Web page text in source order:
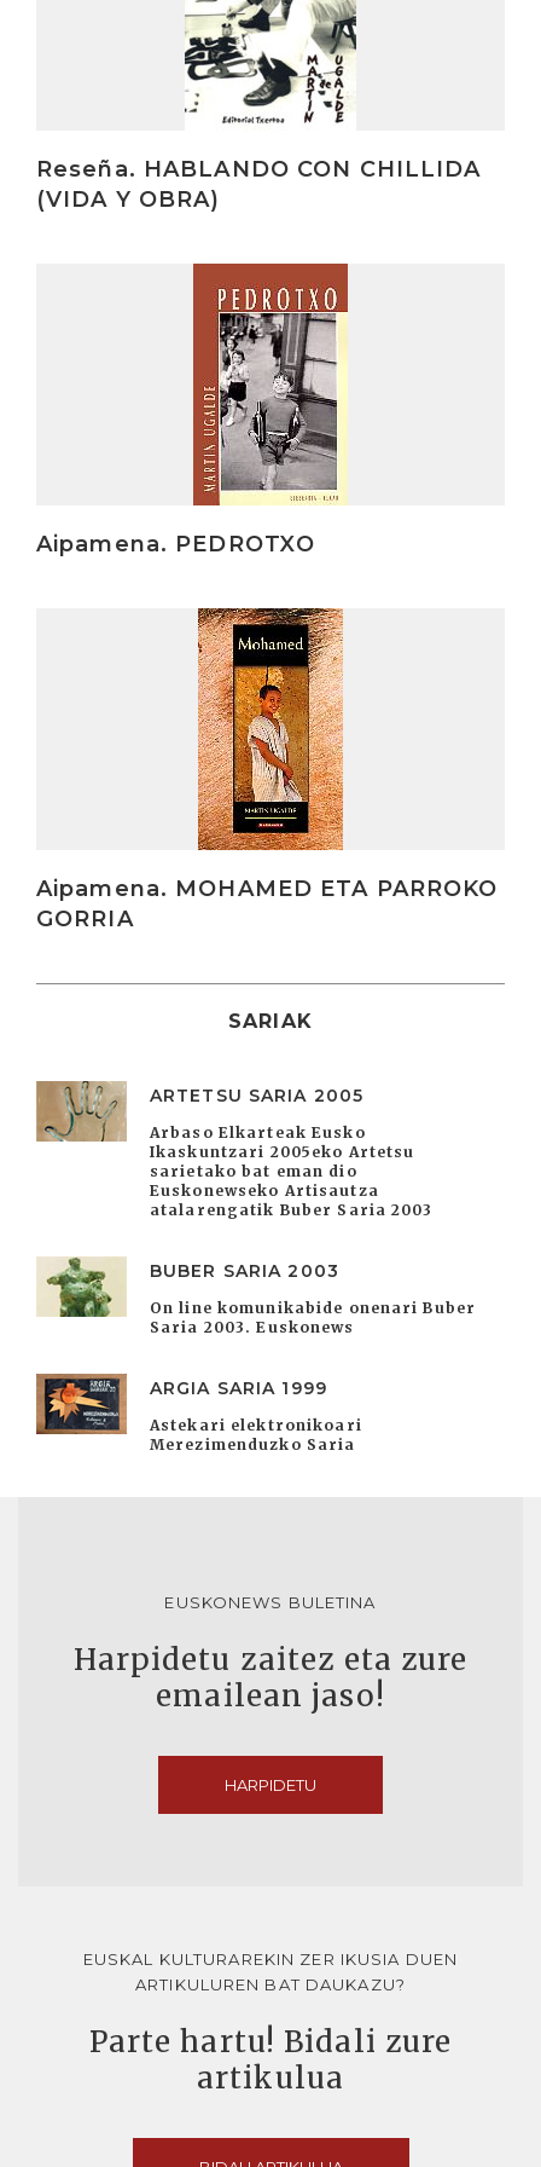
Reseña. HABLANDO CON CHILLIDA
(VIDA Y OBRA)
Aipamena. PEDROTXO
Aipamena. MOHAMED ETA PARROKO
GORRIA
SARIAK
ARTETSU SARIA 2005
Arbaso Elkarteak Eusko
Ikaskuntzari 2005eko Artetsu
sarietako bat eman dio
Euskonewseko Artisautza
atalarengatik Buber Saria 2003
BUBER SARIA 2003
On line komunikabide onenari Buber
Saria 2003. Euskonews
ARGIA SARIA 1999
Astekari elektronikoari
Merezimenduzko Saria
EUSKONEWS BULETINA
Harpidetu zaitez eta zure
emailean jaso!
HARPIDETU
EUSKAL KULTURAREKIN ZER IKUSIA DUEN
ARTIKULUREN BAT DAUKAZU?
Parte hartu! Bidali zure
artikulua